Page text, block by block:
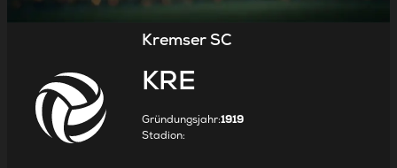
Kremser SC
KRE
Gründungsjahr:1919
Stadion: